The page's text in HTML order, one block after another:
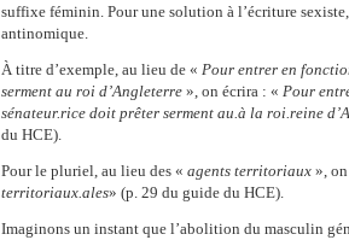
suffixe féminin. Pour une solution à l’écriture sexiste,
antinomique.
À titre d’exemple, au lieu de « Pour entrer en
serment au roi d’Angleterre », on écrira : « Pour
sénateur.rice doit prêter serment au.à la roi.reine
du HCE).
Pour le pluriel, au lieu des « agents territoriaux »,
territoriaux.ales» (p. 29 du guide du HCE).
Imaginons un instant que l’abolition du masculin